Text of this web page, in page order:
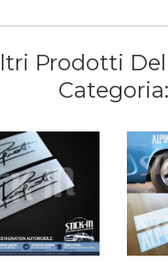
Prodotti
Categoria: